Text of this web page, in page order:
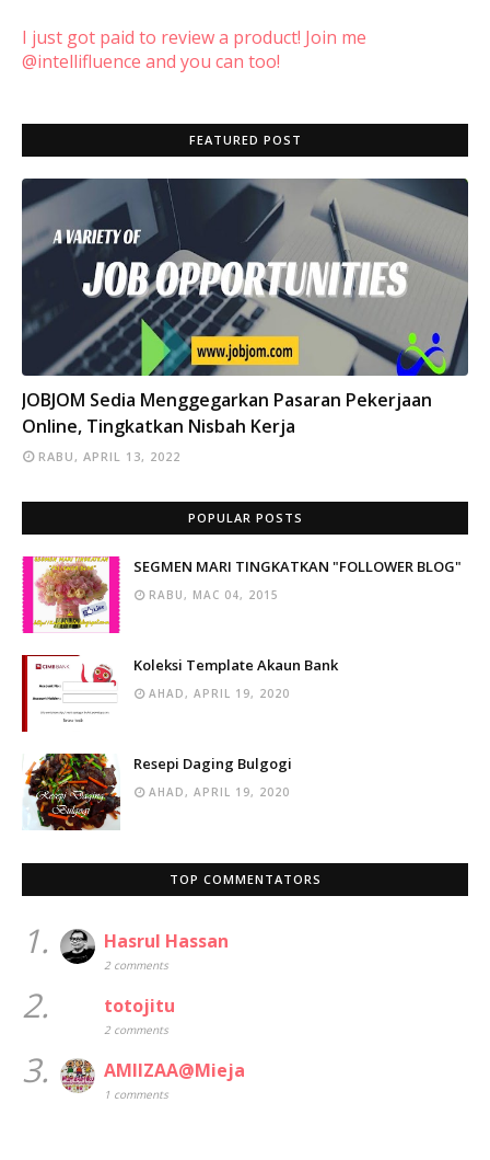
I just got paid to review a product! Join me
@intellifluence and you can too!
FEATURED POST
INFO
JOBJOM Sedia Menggegarkan Pasaran Pekerjaan
Online, Tingkatkan Nisbah Kerja
RABU, APRIL 13, 2022
POPULAR POSTS
SEGMEN MARI TINGKATKAN "FOLLOWER BLOG"
RABU, MAC 04, 2015
Koleksi Template Akaun Bank
AHAD, APRIL 19, 2020
Resepi Daging Bulgogi
AHAD, APRIL 19, 2020
TOP COMMENTATORS
1. Hasrul Hassan
2 comments
2. totojitu
2 comments
3. AMIIZAA@Mieja
1 comments